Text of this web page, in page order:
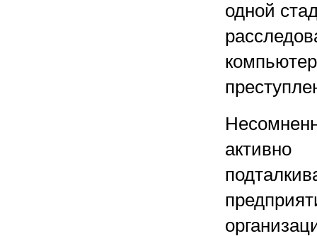
одной
активно